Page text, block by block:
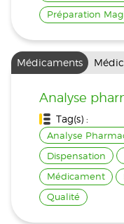
Préparation
Médicaments
Analyse
Tag(s) :
Analyse
Dispensation
Médicament
Qualité